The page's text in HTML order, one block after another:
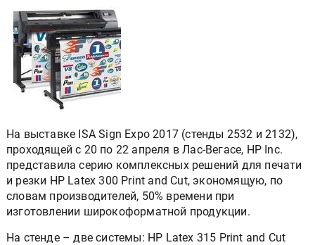
На выставке ISA Sign Expo 2017 (стенды 2532 и 2132),
проходящей с 20 по 22 апреля в Лас-Вегасе, HP Inc.
представила серию комплексных решений для печати
и резки HP Latex 300 Print and Cut, экономящую, по
словам производителей, 50% времени при
изготовлении широкоформатной продукции.
На стенде – две системы: HP Latex 315 Print and Cut